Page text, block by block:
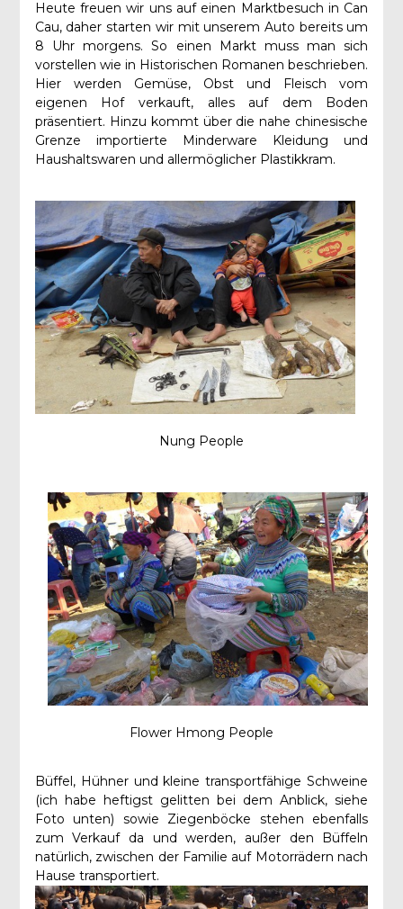
Heute freuen wir uns auf einen Marktbesuch in Can
Cau, daher starten wir mit unserem Auto bereits um
8 Uhr morgens. So einen Markt muss man sich
vorstellen wie in Historischen Romanen beschrieben.
Hier werden Gemüse, Obst und Fleisch vom
eigenen Hof verkauft, alles auf dem Boden
präsentiert. Hinzu kommt über die nahe chinesische
Grenze importierte Minderware Kleidung und
Haushaltswaren und allermöglicher Plastikkram.
Nung People
Flower Hmong People
Büffel, Hühner und kleine transportfähige Schweine
(ich habe heftigst gelitten bei dem Anblick, siehe
Foto unten) sowie Ziegenböcke stehen ebenfalls
zum Verkauf da und werden, außer den Büffeln
natürlich, zwischen der Familie auf Motorrädern nach
Hause transportiert.